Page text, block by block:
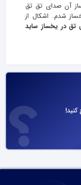
آن صدای تق تق
شدم. اشکال از
در یخساز ساید